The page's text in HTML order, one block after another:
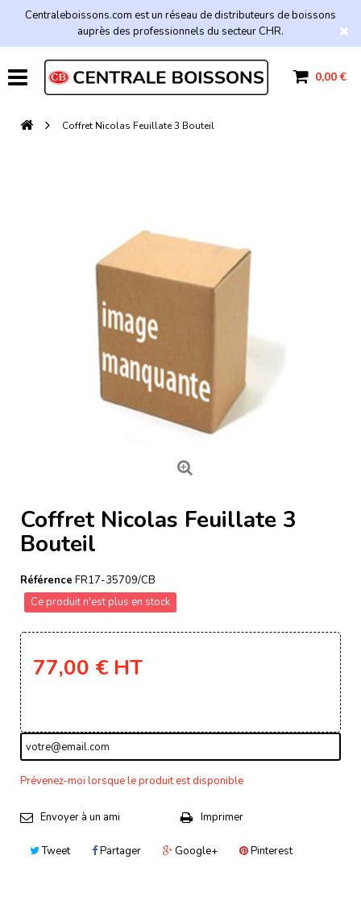
Centraleboissons.com est un réseau de distributeurs de boissons
auprès des professionnels du secteur CHR.
0,00 €
Coffret Nicolas Feuillate 3 Bouteil
Coffret Nicolas Feuillate 3
Bouteil
Référence FR17-35709/CB
Ce produit n'est plus en stock
77,00 € HT
Prévenez-moi lorsque le produit est disponible
Envoyer à un ami Imprimer
Tweet Partager Google+ Pinterest